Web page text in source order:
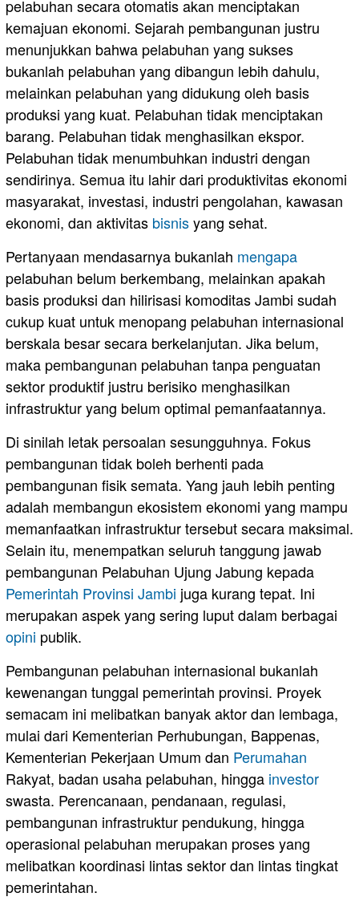
pelabuhan secara otomatis akan menciptakan
kemajuan ekonomi. Sejarah pembangunan justru
menunjukkan bahwa pelabuhan yang sukses
bukanlah pelabuhan yang dibangun lebih dahulu,
melainkan pelabuhan yang didukung oleh basis
produksi yang kuat. Pelabuhan tidak menciptakan
barang. Pelabuhan tidak menghasilkan ekspor.
Pelabuhan tidak menumbuhkan industri dengan
sendirinya. Semua itu lahir dari produktivitas ekonomi
masyarakat, investasi, industri pengolahan, kawasan
ekonomi, dan aktivitas bisnisyang sehat.
Pertanyaan mendasarnya bukanlah mengapa
pelabuhan belum berkembang, melainkan apakah
basis produksi dan hilirisasi komoditas Jambi sudah
cukup kuat untuk menopang pelabuhan internasional
berskala besar secara berkelanjutan. Jika belum,
maka pembangunan pelabuhan tanpa penguatan
sektor produktif justru berisiko menghasilkan
infrastruktur yang belum optimal pemanfaatannya.
Di sinilah letak persoalan sesungguhnya. Fokus
pembangunan tidak boleh berhenti pada
pembangunan fisik semata. Yang jauh lebih penting
adalah membangun ekosistem ekonomi yang mampu
memanfaatkan infrastruktur tersebut secara maksimal.
Selain itu, menempatkan seluruh tanggung jawab
pembangunan Pelabuhan Ujung Jabung kepada
Pemerintah Provinsi Jambi juga kurang tepat. Ini
merupakan aspek yang sering luput dalam berbagai
opini publik.
Pembangunan pelabuhan internasional bukanlah
kewenangan tunggal pemerintah provinsi. Proyek
semacam ini melibatkan banyak aktor dan lembaga,
mulai dari Kementerian Perhubungan, Bappenas,
Kementerian Pekerjaan Umum dan Perumahan
Rakyat, badan usaha pelabuhan, hingga investor
swasta. Perencanaan, pendanaan, regulasi,
pembangunan infrastruktur pendukung, hingga
operasional pelabuhan merupakan proses yang
melibatkan koordinasi lintas sektor dan lintas tingkat
pemerintahan.